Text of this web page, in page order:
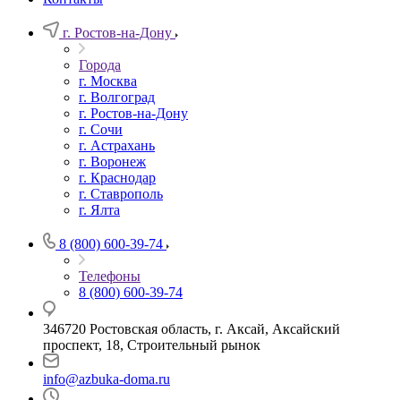
г. Ростов-на-Дону
Города
г. Москва
г. Волгоград
г. Ростов-на-Дону
г. Сочи
г. Астрахань
г. Воронеж
г. Краснодар
г. Ставрополь
г. Ялта
8 (800) 600-39-74
Телефоны
8 (800) 600-39-74
346720 Ростовская область, г. Аксай, Аксайский
проспект, 18, Строительный рынок
info@azbuka-doma.ru